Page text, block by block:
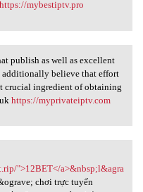
https://mybestiptv.pro
that publish
publish as well as excellent
additionally believe that effort
crucial ingredient of obtaining
https://myprivateiptv.com
12bet.rip
">12BET</a>&nbsp;l&agra
chơi trực tuyến